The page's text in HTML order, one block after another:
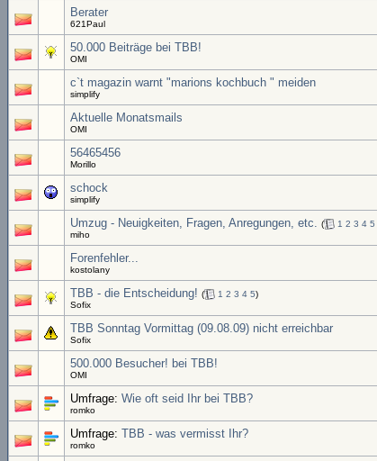
Berater
621Paul
50.000 Beiträge bei TBB!
OMI
c`t magazin warnt "marions kochbuch " meiden
simplify
Aktuelle Monatsmails
OMI
56465456
Morillo
schock
simplify
Umzug - Neuigkeiten, Fragen, Anregungen, etc. ( 1 2 3 4 5
miho
Forenfehler...
kostolany
TBB - die Entscheidung! ( 1 2 3 4 5)
Sofix
TBB Sonntag Vormittag (09.08.09) nicht erreichbar
Sofix
500.000 Besucher! bei TBB!
OMI
Umfrage: Wie oft seid Ihr bei TBB?
romko
Umfrage: TBB - was vermisst Ihr?
romko